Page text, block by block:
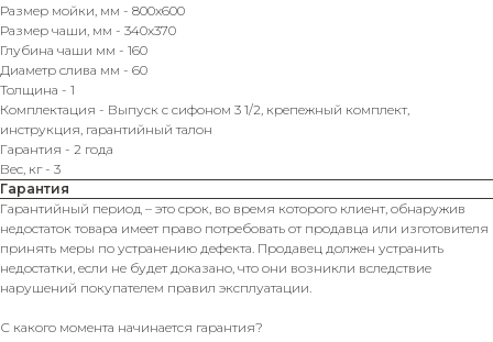
Размер мойки, мм - 800x600
Размер чаши, мм - 340x370
Глубина чаши мм - 160
Диаметр слива мм - 60
Толщина - 1
Комплектация - Выпуск с сифоном 3 1/2, крепежный комплект,
инструкция, гарантийный талон
Гарантия - 2 года
Вес, кг - 3
Гарантия
Гарантийный период – это срок, во время которого клиент, обнаружив
недостаток товара имеет право потребовать от продавца или изготовителя
принять меры по устранению дефекта. Продавец должен устранить
недостатки, если не будет доказано, что они возникли вследствие
нарушений покупателем правил эксплуатации.
С какого момента начинается гарантия?